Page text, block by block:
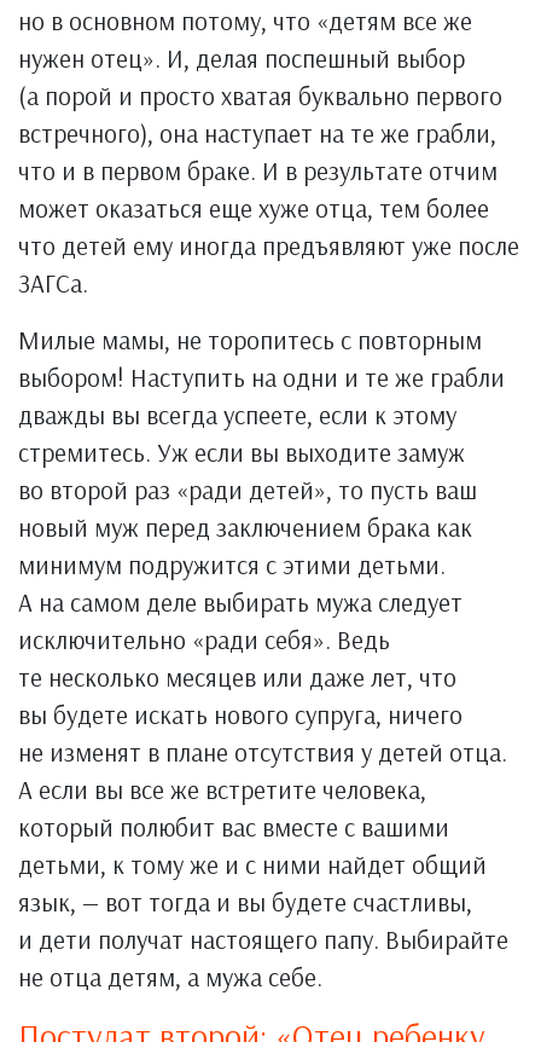
но в основном потому, что «детям все же
нужен отец». И, делая поспешный выбор
(а порой и просто хватая буквально первого
встречного), она наступает на те же грабли,
что и в первом браке. И в результате отчим
может оказаться еще хуже отца, тем более
что детей ему иногда предъявляют уже после
ЗАГСа.
Милые мамы, не торопитесь с повторным
выбором! Наступить на одни и те же грабли
дважды вы всегда успеете, если к этому
стремитесь. Уж если вы выходите замуж
во второй раз «ради детей», то пусть ваш
новый муж перед заключением брака как
минимум подружится с этими детьми.
А на самом деле выбирать мужа следует
исключительно «ради себя». Ведь
те несколько месяцев или даже лет, что
вы будете искать нового супруга, ничего
не изменят в плане отсутствия у детей отца.
А если вы все же встретите человека,
который полюбит вас вместе с вашими
детьми, к тому же и с ними найдет общий
язык, — вот тогда и вы будете счастливы,
и дети получат настоящего папу. Выбирайте
не отца детям, а мужа себе.